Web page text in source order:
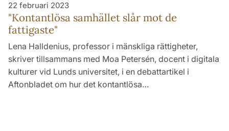
22 februari 2023
"Kontantlösa samhället slår mot de
fattigaste"
Lena Halldenius, professor i mänskliga rättigheter,
skriver tillsammans med Moa Petersén, docent i digitala
kulturer vid Lunds universitet, i en debattartikel i
Aftonbladet om hur det kontantlösa…